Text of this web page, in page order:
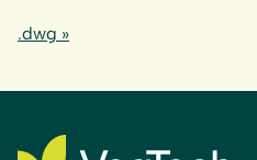
.dwg »